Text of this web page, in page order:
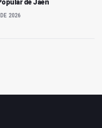
de Jaén
2026